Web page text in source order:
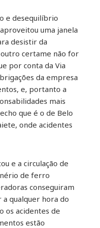
e desequilíbrio
uma janela
desistir da
outro certame não for
por conta da Via
da empresa
e, portanto a
mais
que é o de Belo
onde acidentes
e a circulação de
de ferro
conseguiram
qualquer hora do
os acidentes de
estão